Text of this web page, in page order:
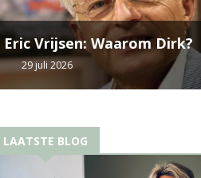
Eric Vrijsen: Waarom Dirk?
29 juli 2026
LAATSTE BLOG